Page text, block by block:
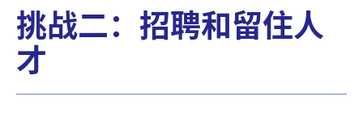
挑战二：招聘和留住人
才